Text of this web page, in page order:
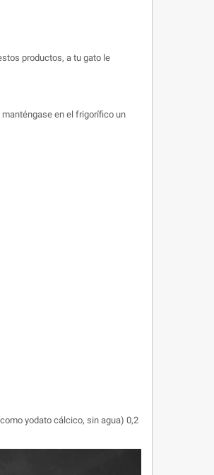
productos, a tu gato le
en el frigorífico un
yodato cálcico, sin agua) 0,2